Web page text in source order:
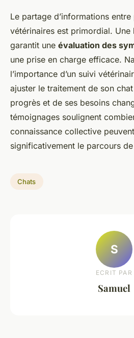
Le partage d’informations
vétérinaires est primordial.
garantit une évaluation des
une prise en charge efficace.
l’importance d’un suivi
ajuster le traitement de son
progrès et de ses besoins
témoignages soulignent
connaissance collective
significativement le parcours
Chats
S
ECRIT PAR
Samuel